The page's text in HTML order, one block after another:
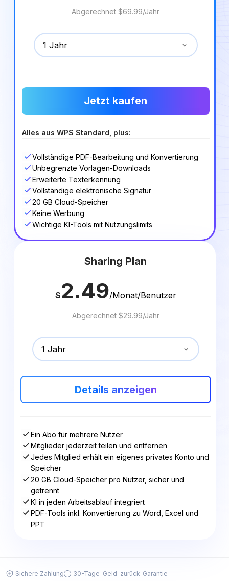
Abgerechnet $69.99/Jahr
1 Jahr
Jetzt kaufen
Alles aus WPS Standard, plus:
Vollständige PDF-Bearbeitung und Konvertierung
Unbegrenzte Vorlagen-Downloads
Erweiterte Texterkennung
Vollständige elektronische Signatur
20 GB Cloud-Speicher
Keine Werbung
Wichtige KI-Tools mit Nutzungslimits
Sharing Plan
$2.49/Monat/Benutzer
Abgerechnet $29.99/Jahr
1 Jahr
Details anzeigen
Ein Abo für mehrere Nutzer
Mitglieder jederzeit teilen und entfernen
Jedes Mitglied erhält ein eigenes privates Konto und
Speicher
20 GB Cloud-Speicher pro Nutzer, sicher und
getrennt
KI in jeden Arbeitsablauf integriert
PDF-Tools inkl. Konvertierung zu Word, Excel und
PPT
Sichere Zahlung
30-Tage-Geld-zurück-Garantie